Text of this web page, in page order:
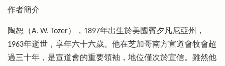
作者簡介
陶恕（A. W. Tozer），1897年出生於美國賓夕凡尼亞州，
1963年逝世，享年六十六歲。他在芝加哥南方宣道會牧會超
過三十年，是宣道會的重要領袖，地位僅次於宣信。雖然他